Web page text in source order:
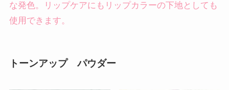
な発色。リップケアにもリップカラーの下地としても
使用できます。
トーンアップ パウダー